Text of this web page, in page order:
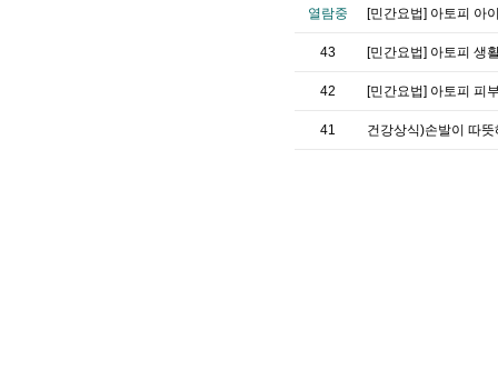
열람중 [민간요법] 아토피 아
43 [민간요법] 아토피 생
42 [민간요법] 아토피 피
41 건강상식)손발이 따